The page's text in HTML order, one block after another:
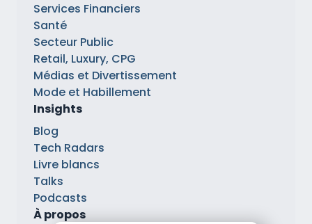
Services Financiers
Santé
Secteur Public
Retail, Luxury, CPG
Médias et Divertissement
Mode et Habillement
Insights
Blog
Tech Radars
Livre blancs
Talks
Podcasts
À propos